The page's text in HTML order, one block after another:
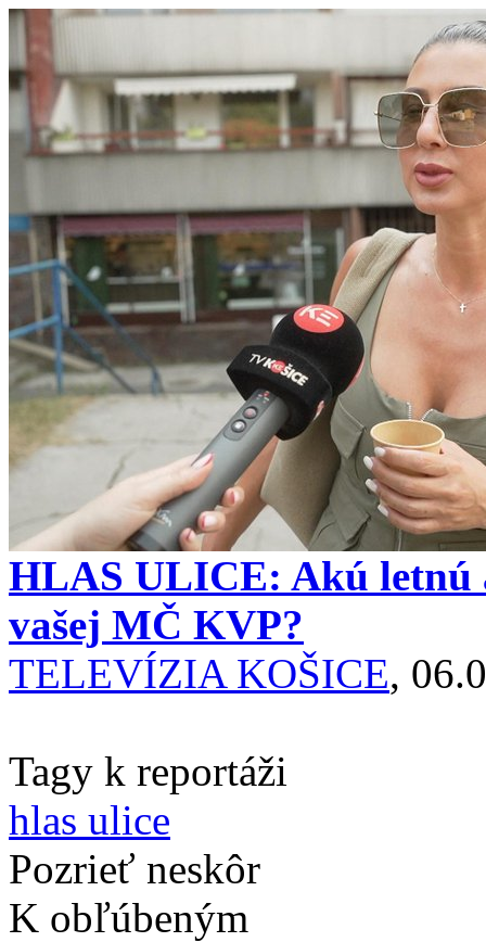
HLAS ULICE: Akú
vašej MČ KVP?
TELEVÍZIA KOŠICE,
Tagy k reportáži
hlas ulice
Pozrieť neskôr
K obľúbeným